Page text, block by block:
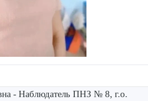
- Наблюдатель ПНЗ № 8, г.о.